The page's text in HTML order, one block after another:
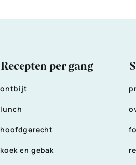
Recepten per gang
ontbijt
lunch
hoofdgerecht
koek en gebak